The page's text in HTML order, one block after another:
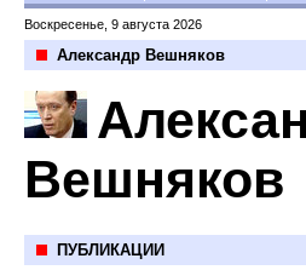
Воскресенье, 9 августа 2026
Александр Вешняков
Вешняков
ПУБЛИКАЦИИ